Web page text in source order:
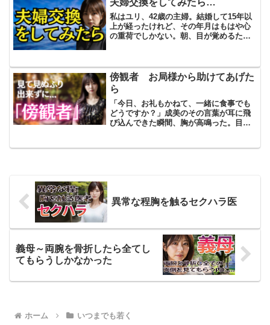
中では全力で否定している...
私はユリ、42歳の主婦。結婚して15年以
上が経ったけれど、その年月はもはや心
の重荷でしかない。朝、目が覚めるたび
っている……ただ、誰もそれを口に出し
ていないだけ。今朝も...
傍観者 お局様から助けてあげた
ら
「今日、お礼もかねて、一緒に食事でも
どうですか？」成美のその言葉が耳に飛
び込んできた瞬間、胸が高鳴った。目の
からだ。以前は、眼鏡をかけいつも背を
異常な程胸を触るセクハラ医
義母～両腕を骨折したら全てし
てもらうしかなかった
ホーム いつまでも若く